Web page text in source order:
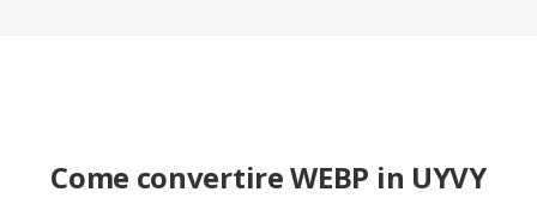
Come convertire WEBP in UYVY